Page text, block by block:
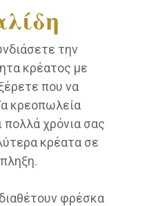
την
κρέατος με
που να
κρεοπωλεία
πολλά χρόνια σας
κρέατα σε
φρέσκα